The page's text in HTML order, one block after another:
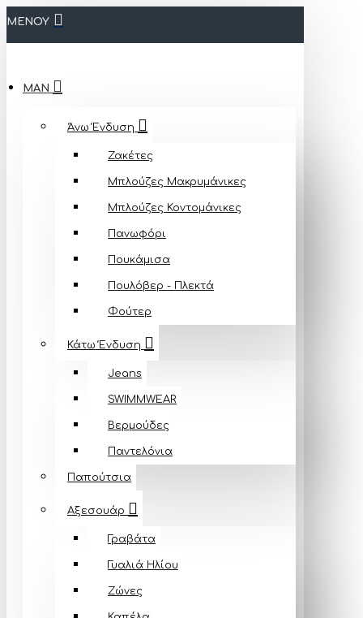
ΜΕΝΟΥ
MAN
Άνω Ένδυση
Ζακέτες
Μπλούζες Mακρυμάνικες
Μπλούζες Κοντομάνικες
Πανωφόρι
Πουκάμισα
Πουλόβερ - Πλεκτά
Φούτερ
Κάτω Ένδυση
Jeans
SWIMMWEAR
Βερμούδες
Παντελόνια
Παπούτσια
Αξεσουάρ
Γραβάτα
Γυαλιά Ηλίου
Ζώνες